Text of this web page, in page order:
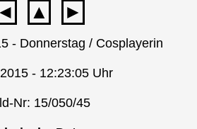
◄ ▲ ►
- Donnerstag / Cosplayerin
- 12:23:05 Uhr
Nr: 15/050/45